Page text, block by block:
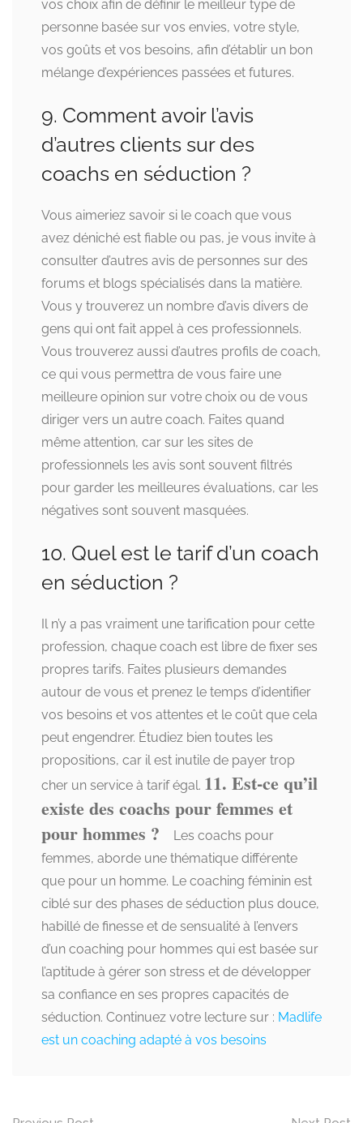
vos choix afin de définir le meilleur type de
personne basée sur vos envies, votre style,
vos goûts et vos besoins, afin d’établir un bon
mélange d’expériences passées et futures.
9. Comment avoir l’avis
d’autres clients sur des
coachs en séduction ?
Vous aimeriez savoir si le coach que vous
avez déniché est fiable ou pas, je vous invite à
consulter d’autres avis de personnes sur des
forums et blogs spécialisés dans la matière.
Vous y trouverez un nombre d’avis divers de
gens qui ont fait appel à ces professionnels.
Vous trouverez aussi d’autres profils de coach,
ce qui vous permettra de vous faire une
meilleure opinion sur votre choix ou de vous
diriger vers un autre coach. Faites quand
même attention, car sur les sites de
professionnels les avis sont souvent filtrés
pour garder les meilleures évaluations, car les
négatives sont souvent masquées.
10. Quel est le tarif d’un coach
en séduction ?
Il n’y a pas vraiment une tarification pour cette
profession, chaque coach est libre de fixer ses
propres tarifs. Faites plusieurs demandes
autour de vous et prenez le temps d’identifier
vos besoins et vos attentes et le coût que cela
peut engendrer. Étudiez bien toutes les
propositions, car il est inutile de payer trop
cher un service à tarif égal. 11. Est-ce qu’il
existe des coachs pour femmes et
pour hommes ?
Les coachs pour
femmes, aborde une thématique différente
que pour un homme. Le coaching féminin est
ciblé sur des phases de séduction plus douce,
habillé de finesse et de sensualité à l’envers
d’un coaching pour hommes qui est basée sur
l’aptitude à gérer son stress et de développer
sa confiance en ses propres capacités de
séduction. Continuez votre lecture sur : Madlife
est un coaching adapté à vos besoins